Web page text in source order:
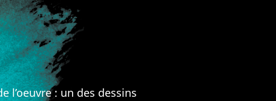
l’oeuvre : un des dessins